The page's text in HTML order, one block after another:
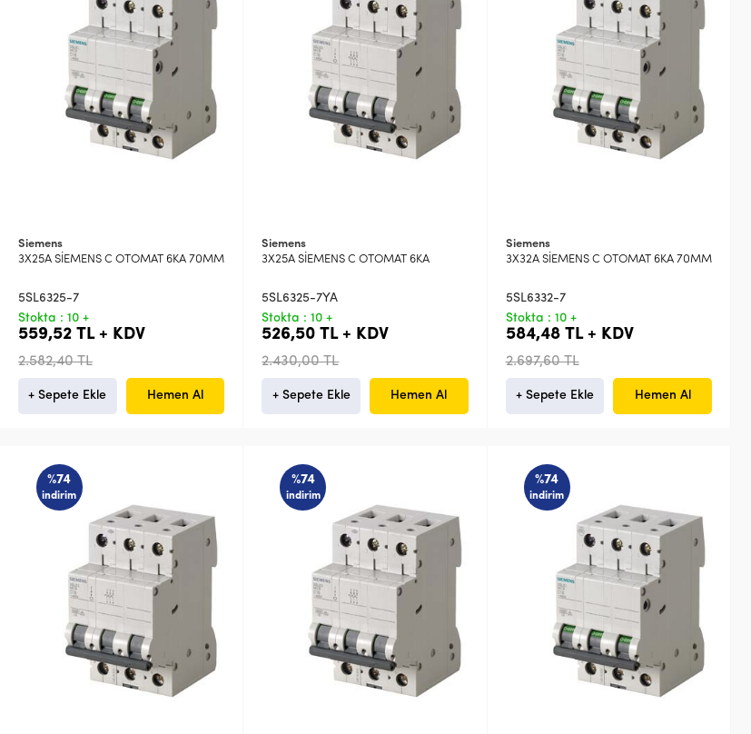
Siemens
3X25A SİEMENS C OTOMAT 6KA 70MM
5SL6325-7
Stokta : 10 +
559,52 TL + KDV
2.582,40 TL
+ Sepete Ekle Hemen Al
Siemens
3X25A SİEMENS C OTOMAT 6KA
5SL6325-7YA
Stokta : 10 +
526,50 TL + KDV
2.430,00 TL
+ Sepete Ekle Hemen Al
Siemens
3X32A SİEMENS C OTOMAT 6KA 70MM
5SL6332-7
Stokta : 10 +
584,48 TL + KDV
2.697,60 TL
+ Sepete Ekle Hemen Al
%74
indirim
%74
indirim
%74
indirim